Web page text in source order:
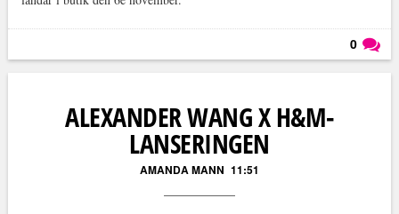
0
ALEXANDER WANG X H&M-
LANSERINGEN
AMANDA MANN 11:51